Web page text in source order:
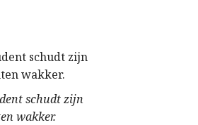
schudt zijn
wakker.
schudt zijn
wakker.